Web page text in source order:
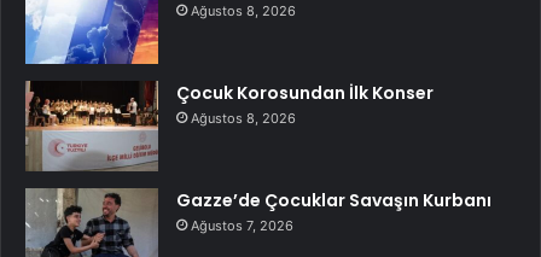
Ağustos 8, 2026
Çocuk Korosundan İlk Konser
Ağustos 8, 2026
Gazze’de Çocuklar Savaşın Kurbanı
Ağustos 7, 2026